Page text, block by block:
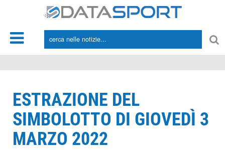
ESTRAZIONE DEL
SIMBOLOTTO DI GIOVEDÌ 3
MARZO 2022